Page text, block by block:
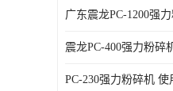
PC-230强力粉碎机 使